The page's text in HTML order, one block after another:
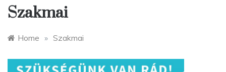
Szakmai
Home » Szakmai